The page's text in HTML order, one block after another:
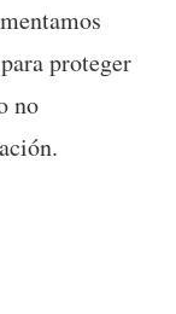
proteger
no